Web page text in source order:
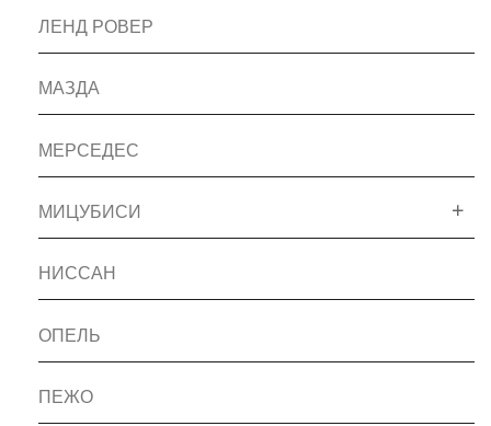
ЛЕНД РОВЕР
МАЗДА
МЕРСЕДЕС
МИЦУБИСИ
НИССАН
ОПЕЛЬ
ПЕЖО